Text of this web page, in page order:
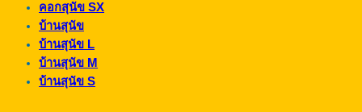
คอกสุนัข SX
บ้านสุนัข
บ้านสุนัข L
บ้านสุนัข M
บ้านสุนัข S